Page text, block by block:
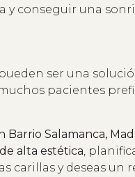
y conseguir una
pueden ser una
pacientes
Barrio Salamanca,
alta estética ,
carillas y deseas un